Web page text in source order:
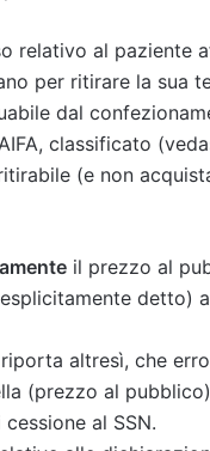
relativo al paziente
per ritirare la sua
dal
classificato
(e non
il prezzo al
detto)
altresì, che
(prezzo al
al SSN.